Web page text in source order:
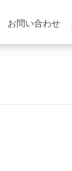
お問い合わせ